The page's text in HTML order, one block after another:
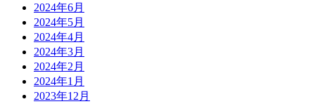
2024年6月
2024年5月
2024年4月
2024年3月
2024年2月
2024年1月
2023年12月